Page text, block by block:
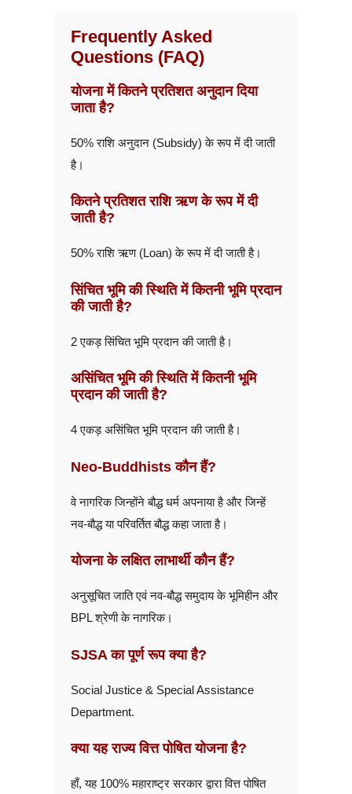
Frequently Asked
Questions (FAQ)
योजना में कितने प्रतिशत अनुदान दिया
जाता है?
50% राशि अनुदान (Subsidy) के रूप में दी जाती
है।
कितने प्रतिशत राशि ऋण के रूप में दी
जाती है?
50% राशि ऋण (Loan) के रूप में दी जाती है।
सिंचित भूमि की स्थिति में कितनी भूमि प्रदान
की जाती है?
2 एकड़ सिंचित भूमि प्रदान की जाती है।
असिंचित भूमि की स्थिति में कितनी भूमि
प्रदान की जाती है?
4 एकड़ असिंचित भूमि प्रदान की जाती है।
Neo-Buddhists कौन हैं?
वे नागरिक जिन्होंने बौद्ध धर्म अपनाया है और जिन्हें
नव-बौद्ध या परिवर्तित बौद्ध कहा जाता है।
योजना के लक्षित लाभार्थी कौन हैं?
अनुसूचित जाति एवं नव-बौद्ध समुदाय के भूमिहीन और
BPL श्रेणी के नागरिक।
SJSA का पूर्ण रूप क्या है?
Social Justice & Special Assistance
Department.
क्या यह राज्य वित्त पोषित योजना है?
हाँ, यह 100% महाराष्ट्र सरकार द्वारा वित्त पोषित